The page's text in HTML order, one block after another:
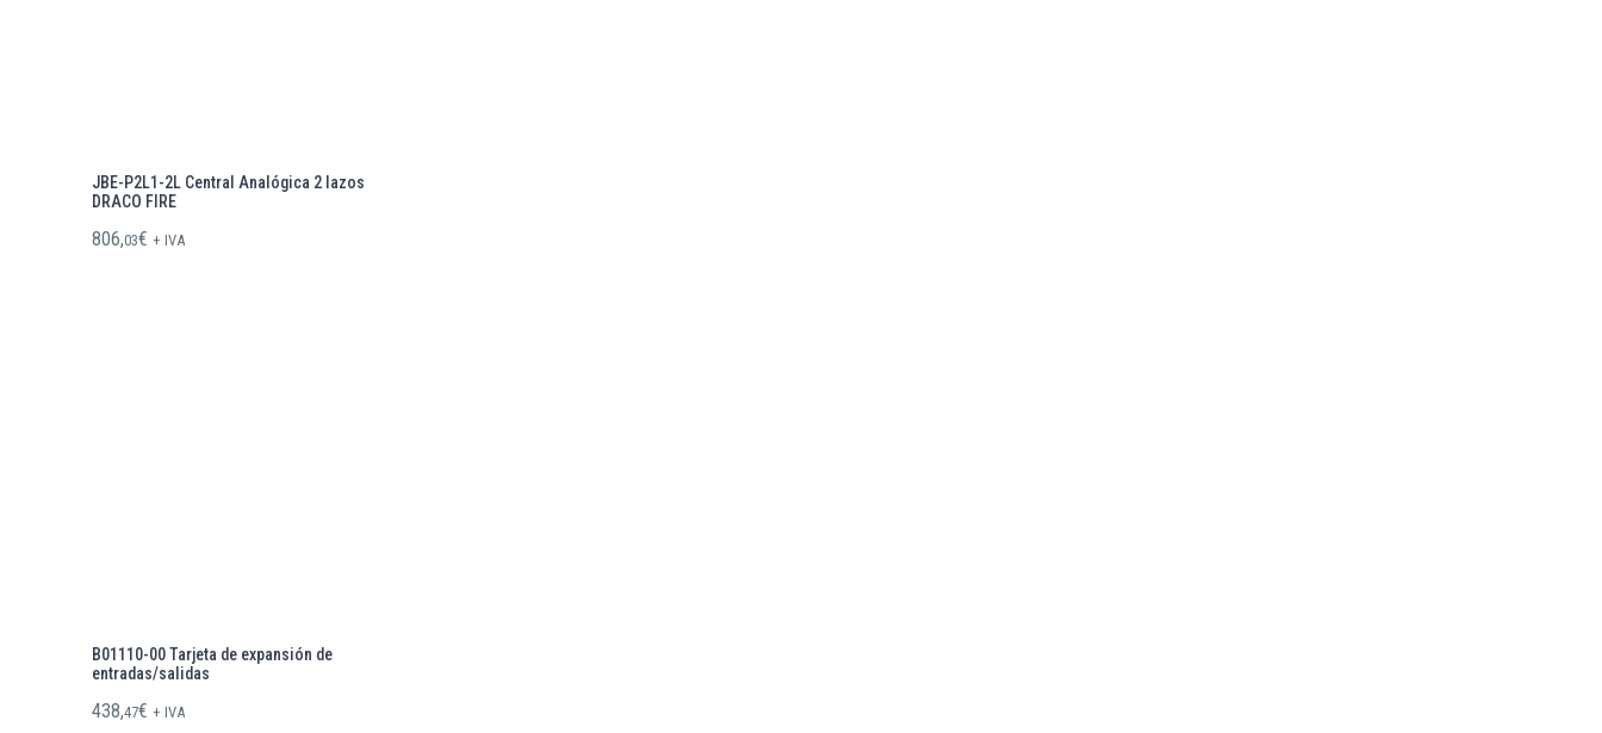
JBE-P2L1-2L Central Analógica 2 lazos
DRACO FIRE
806,03€ + IVA
B01110-00 Tarjeta de expansión de
entradas/salidas
438,47€ + IVA